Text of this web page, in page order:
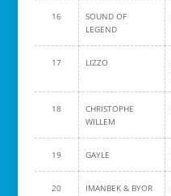
16
SOUND OF
LEGEND
17 LIZZO
18
CHRISTOPHE
WILLEM
19 GAYLE
20 IMANBEK & BYOR